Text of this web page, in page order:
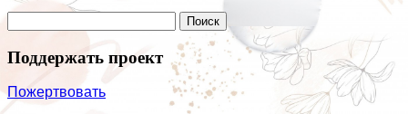
Поддержать проект
Пожертвовать